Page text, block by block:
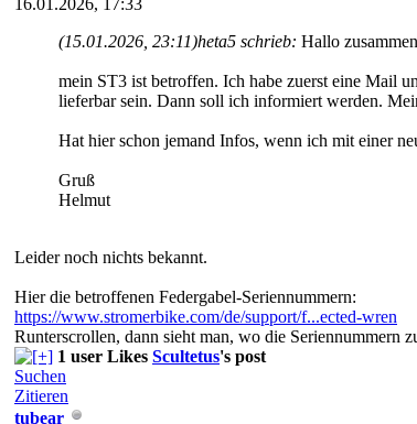
16.01.2026, 17:33
(15.01.2026, 23:11)heta5 schrieb: Hallo
mein ST3 ist betroffen. Ich habe zuerst eine Mail
lieferbar sein. Dann soll ich informiert werden.
Hat hier schon jemand Infos, wenn ich mit einer
Gruß
Helmut
Leider noch nichts bekannt.
Hier die betroffenen Federgabel-Seriennummern:
https://www.stromerbike.com/de/support/f...ected-wren
Runterscrollen, dann sieht man, wo die Seriennummern
1 user Likes Scultetus's post
Suchen
Zitieren
tubear